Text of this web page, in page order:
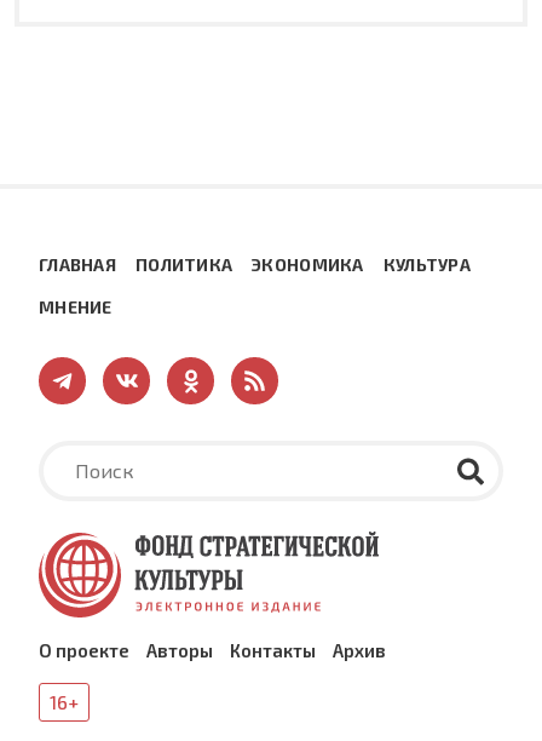
ГЛАВНАЯ ПОЛИТИКА ЭКОНОМИКА КУЛЬТУРА
МНЕНИЕ
О проекте Авторы Контакты Архив
16+